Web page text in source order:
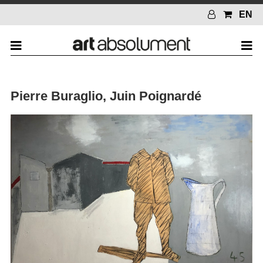
EN
Pierre Buraglio, Juin Poignardé